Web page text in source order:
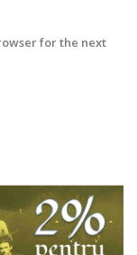
for the next